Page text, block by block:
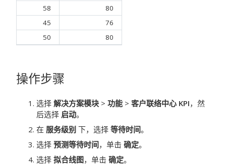
58
80
45
76
50
80
操作步骤
选择 解决方案模块 > 功能 > 客户联络中心 KPI，然
后选择 启动。
在 服务级别 下，选择 等待时间。
选择 预测等待时间，单击 确定。
选择 拟合线图，单击 确定。